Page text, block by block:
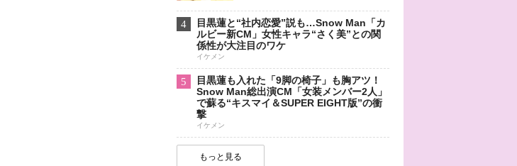
4
目黒蓮と“社内恋愛”説も…Snow Man「カ
ルビー新CM」女性キャラ“さく美”との関
係性が大注目のワケ
イケメン
5
目黒蓮も入れた「9脚の椅子」も胸アツ！
Snow Man総出演CM「女装メンバー2人」
で蘇る“キスマイ＆SUPER EIGHT版”の衝
撃
イケメン
もっと見る